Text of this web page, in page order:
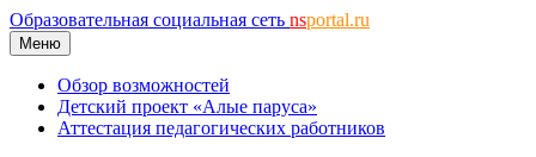
Образовательная социальная сеть nsportal.ru
Меню
Обзор возможностей
Детский проект «Алые паруса»
Аттестация педагогических работников